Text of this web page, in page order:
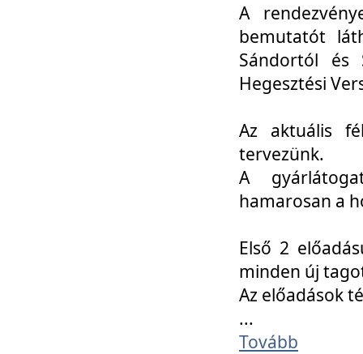
A
bemutatót
Sándortól és
Hegesztési
Az aktuális
tervezünk.
A
hamarosan a
Első 2
minden új
Az előadások
...
Tovább